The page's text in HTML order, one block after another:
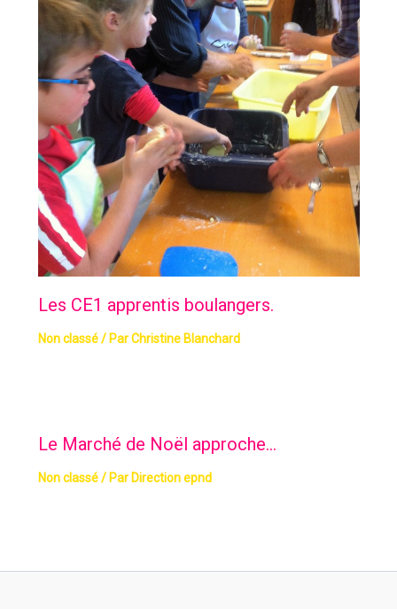
Les CE1 apprentis boulangers.
Non classé/ ParChristine Blanchard
Le Marché de Noël approche…
Non classé/ Par Direction epnd